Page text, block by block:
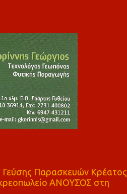
Γεύσης Παρασκευών Κρέατος
ΑΝΟΥΣΟΣ στη